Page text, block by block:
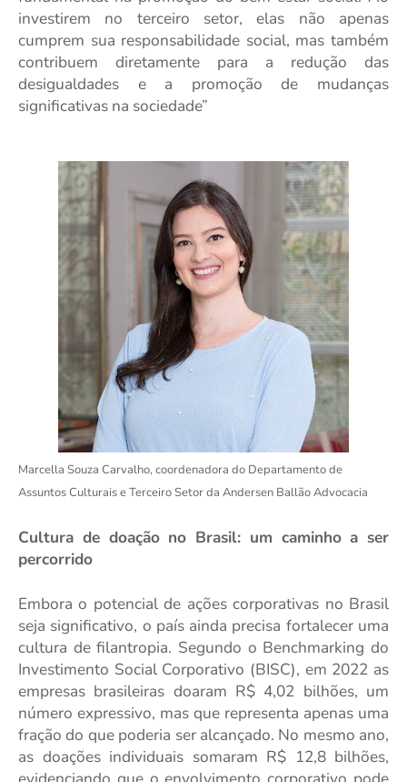
investirem no terceiro setor, elas não apenas
cumprem sua responsabilidade social, mas também
contribuem diretamente para a redução das
desigualdades e a promoção de mudanças
significativas na sociedade”
Marcella Souza Carvalho, coordenadora do Departamento de
Assuntos Culturais e Terceiro Setor da Andersen Ballão Advocacia
Cultura de doação no Brasil: um caminho a ser
percorrido
Embora o potencial de ações corporativas no Brasil
seja significativo, o país ainda precisa fortalecer uma
cultura de filantropia. Segundo o Benchmarking do
Investimento Social Corporativo (BISC), em 2022 as
empresas brasileiras doaram R$ 4,02 bilhões, um
número expressivo, mas que representa apenas uma
fração do que poderia ser alcançado. No mesmo ano,
as doações individuais somaram R$ 12,8 bilhões,